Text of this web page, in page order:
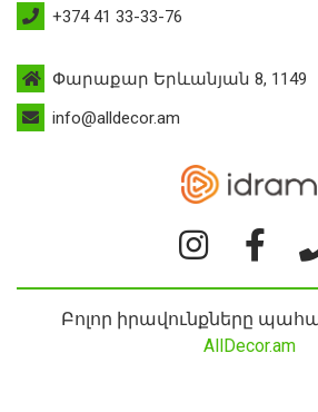
+374 41 33-33-76
Փարաքար Երևանյան 8, 1149
info@alldecor.am
Բոլոր իրավունքները
AllDecor.am